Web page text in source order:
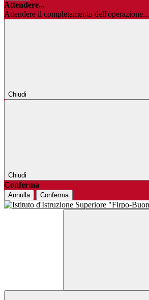
Attendere...
Attendere il completamento dell'operazione...
Chiudi
Chiudi
Conferma
Annulla Conferma